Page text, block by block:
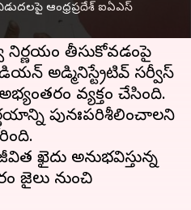
ఆంధ్రప్రదేశ్ ఐఏఎస్
హత్య కేసులో
సింగ్‌ను విడుదల
నిర్ణయం తీసుకోవడంపై
అడ్మినిస్ట్రేటివ్ సర్వీస్
వ్యక్తం చేసింది.
పునఃపరిశీలించాలని
ఖైదు అనుభవిస్తున్న
జైలు నుంచి